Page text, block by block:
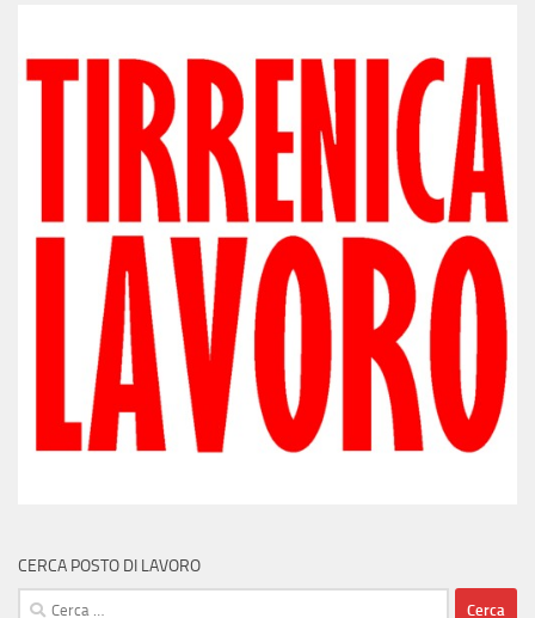
CERCA POSTO DI LAVORO
Ricerca